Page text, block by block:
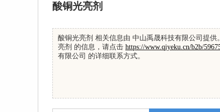
酸铜光亮剂
酸铜光亮剂 相关信息由 中山禹晟科技有限公司提
亮剂 的信息，请点击 https://www.qiyeku.cn/b2b/
有限公司 的详细联系方式。